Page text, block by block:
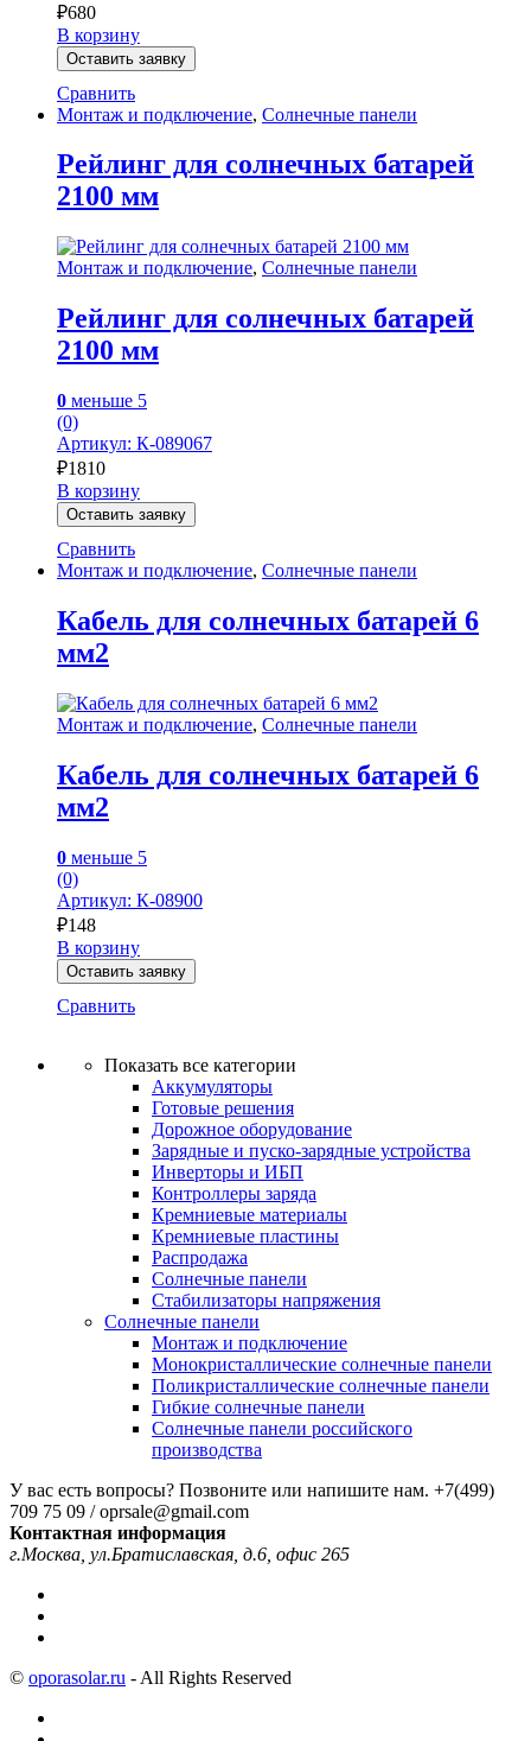
₽680
В корзину
Оставить заявку
Сравнить
Монтаж и подключение, Солнечные панели
Рейлинг для солнечных батарей
2100 мм
Монтаж и подключение, Солнечные панели
Рейлинг для солнечных батарей
2100 мм
0 меньше 5
(0)
Артикул: К-089067
₽1810
В корзину
Оставить заявку
Сравнить
Монтаж и подключение, Солнечные панели
Кабель для солнечных батарей 6
мм2
Монтаж и подключение, Солнечные панели
Кабель для солнечных батарей 6
мм2
0 меньше 5
(0)
Артикул: К-08900
₽148
В корзину
Оставить заявку
Сравнить
Показать все категории
Аккумуляторы
Готовые решения
Дорожное оборудование
Зарядные и пуско-зарядные устройства
Инверторы и ИБП
Контроллеры заряда
Кремниевые материалы
Кремниевые пластины
Распродажа
Солнечные панели
Стабилизаторы напряжения
Солнечные панели
Монтаж и подключение
Монокристаллические солнечные панели
Поликристаллические солнечные панели
Гибкие солнечные панели
Солнечные панели российского
производства
У вас есть вопросы? Позвоните или напишите нам. +7(499)
709 75 09 / oprsale@gmail.com
Контактная информация
г.Москва, ул.Братиславская, д.6, офис 265
© oporasolar.ru - All Rights Reserved